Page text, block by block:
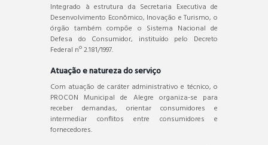
Integrado à estrutura da Secretaria Executiva de
Desenvolvimento Econômico, Inovação e Turismo, o
órgão também compõe o Sistema Nacional de
Defesa do Consumidor, instituído pelo Decreto
Federal nº 2.181/1997.
Atuação e natureza do serviço
Com atuação de caráter administrativo e técnico, o
PROCON Municipal de Alegre organiza-se para
receber demandas, orientar consumidores e
intermediar conflitos entre consumidores e
fornecedores.